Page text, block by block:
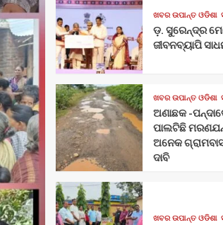
ଖବର ଉପାନ୍ତ ଓଡିଶା
ଡ଼. ସୁରେନ୍ଦ୍ର
ଜୀବନବ୍ୟାପି
ଖବର ଉପାନ୍ତ ଓଡିଶା
ଅଣାଛକ -
ପାଲଟିଛି
ଅନେକ
ଦାବି
ଖବର ଉପାନ୍ତ ଓଡିଶା